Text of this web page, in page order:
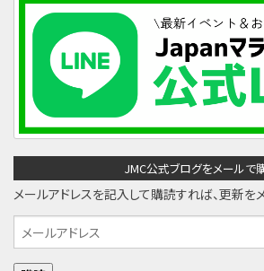
JMC公式ブログをメールで
メールアドレスを記入して購読すれば、更新を
メ
ー